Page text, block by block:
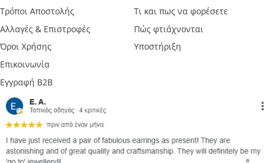
Τρόποι Αποστολής
Αλλαγές & Επιστροφές
Όροι Χρήσης
Επικοινωνία
Εγγραφή B2B
Τι και πως να φορέσετε
Πώς φτιάχνονται
Υποστήριξη